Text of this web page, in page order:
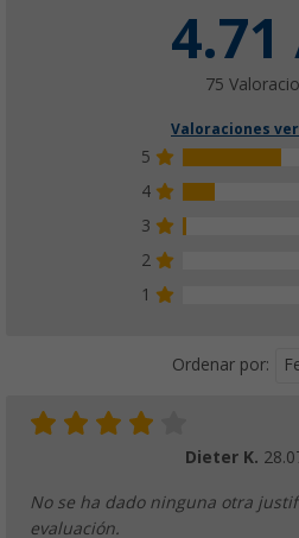
4.71
75
Valoraciones
5
4
3
2
1
Ordenar por:
Dieter K.
No se ha dado ninguna otra
evaluación.